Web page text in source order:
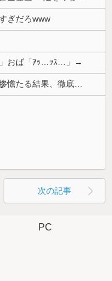
ぎだろwww
」おば「ｱｯ…ｯｽ…」→
次の記事
PC